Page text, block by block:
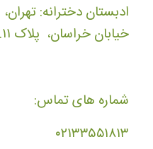
ادبستان دخترانه:
خیابان خراسان، پلاک ۱۱.
شماره های تماس:
۰۲۱۳۳۵۵۱۸۱۳